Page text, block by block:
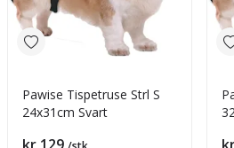
Pawise Tispetruse Strl S
24x31cm Svart
Pris